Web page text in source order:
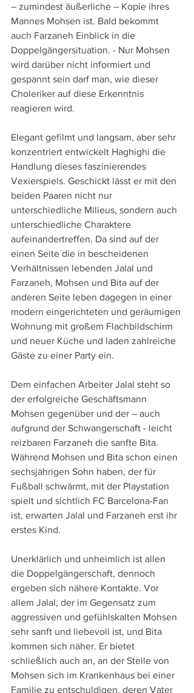
– zumindest äußerliche – Kopie ihres
Mannes Mohsen ist. Bald bekommt
auch Farzaneh Einblick in die
Doppelgängersituation. - Nur Mohsen
wird darüber nicht informiert und
gespannt sein darf man, wie dieser
Choleriker auf diese Erkenntnis
reagieren wird.
Elegant gefilmt und langsam, aber sehr
konzentriert entwickelt Haghighi die
Handlung dieses faszinierendes
Vexierspiels. Geschickt lässt er mit den
beiden Paaren nicht nur
unterschiedliche Milieus, sondern auch
unterschiedliche Charaktere
aufeinandertreffen. Da sind auf der
einen Seite die in bescheidenen
Verhältnissen lebenden Jalal und
Farzaneh, Mohsen und Bita auf der
anderen Seite leben dagegen in einer
modern eingerichteten und geräumigen
Wohnung mit großem Flachbildschirm
und neuer Küche und laden zahlreiche
Gäste zu einer Party ein.
Dem einfachen Arbeiter Jalal steht so
der erfolgreiche Geschäftsmann
Mohsen gegenüber und der – auch
aufgrund der Schwangerschaft - leicht
reizbaren Farzaneh die sanfte Bita.
Während Mohsen und Bita schon einen
sechsjährigen Sohn haben, der für
Fußball schwärmt, mit der Playstation
spielt und sichtlich FC Barcelona-Fan
ist, erwarten Jalal und Farzaneh erst ihr
erstes Kind.
Unerklärlich und unheimlich ist allen
die Doppelgängerschaft, dennoch
ergeben sich nähere Kontakte. Vor
allem Jalal, der im Gegensatz zum
aggressiven und gefühlskalten Mohsen
sehr sanft und liebevoll ist, und Bita
kommen sich näher. Er bietet
schließlich auch an, an der Stelle von
Mohsen sich im Krankenhaus bei einer
Familie zu entschuldigen, deren Vater